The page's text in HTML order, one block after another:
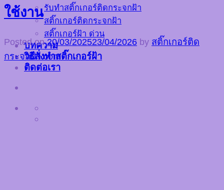
รับทำสติ๊กเกอร์ติดกระจกฝ้า
สติ๊กเกอร์ติดกระจกฝ้า
สติ๊กเกอร์ฝ้า ด่วน
บทความ
วิธีสั่งทำสติ๊กเกอร์ฝ้า
ติดต่อเรา
ใช้งาน
Posted on20/03/202523/04/2026 by สติ๊กเกอร์ติด
กระจกฝ้า.com